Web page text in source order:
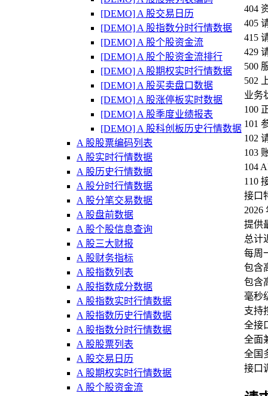
[DEMO] A 股交易日历
[DEMO] A 股指数分时行情数据
[DEMO] A 股个股资金流
[DEMO] A 股个股资金流排行
[DEMO] A 股期权实时行情数据
[DEMO] A 股买卖盘口数据
[DEMO] A 股涨停板实时数据
[DEMO] A 股季度业绩报表
[DEMO] A 股科创板历史行情数据
A 股股票编码列表
A 股实时行情数据
A 股历史行情数据
A 股分时行情数据
A 股分笔交易数据
A 股盘前数据
A 股个股信息查询
A 股三大财报
A 股财务指标
A 股指数列表
A 股指数成分数据
A 股指数实时行情数据
A 股指数历史行情数据
A 股指数分时行情数据
A 股股票列表
A 股交易日历
A 股期权实时行情数据
A 股个股资金流
404
405
415
429
500
502
业务
100
101
102
103
104
110
接口
2026
提供
总计
每周
包含
包含
毫秒
支持
全接
全面
全国
接口